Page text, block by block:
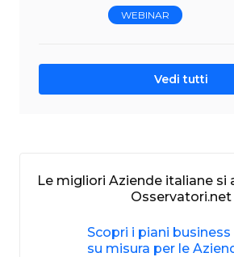
WEBINAR
Vedi tutti
Le migliori Aziende italiane si
Osservatori.net
Scopri i piani business
su misura per le